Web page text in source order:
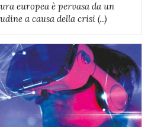
europea è pervasa da un
a causa della crisi (...)